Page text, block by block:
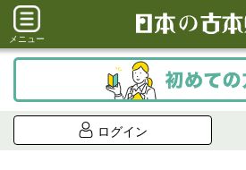
メニュー
ログイン